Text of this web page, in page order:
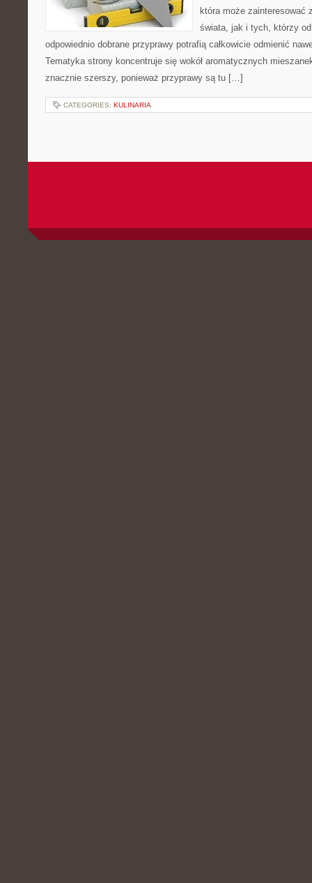
która może zainteresować
świata, jak i tych, którzy
odpowiednio dobrane przyprawy potrafią całkowicie odmienić
Tematyka strony koncentruje się wokół aromatycznych
znacznie szerszy, ponieważ przyprawy są tu […]
CATEGORIES: KULINARIA